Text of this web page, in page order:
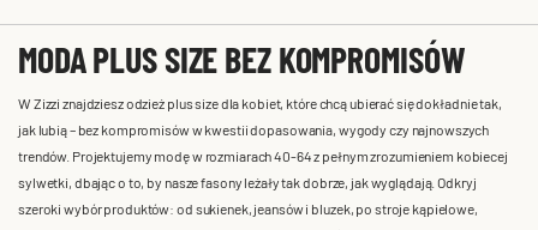
MODA PLUS SIZE BEZ KOMPROMISÓW
W Zizzi znajdziesz odzież plus size dla kobiet, które chcą ubierać się dokładnie tak,
jak lubią – bez kompromisów w kwestii dopasowania, wygody czy najnowszych
trendów. Projektujemy modę w rozmiarach 40-64 z pełnym zrozumieniem kobiecej
sylwetki, dbając o to, by nasze fasony leżały tak dobrze, jak wyglądają. Odkryj
szeroki wybór produktów: od sukienek, jeansów i bluzek, po stroje kąpielowe,